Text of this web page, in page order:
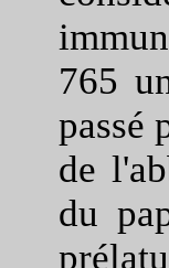
765
passé
de
du